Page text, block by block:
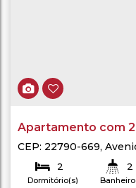
Apartamento com
dos Bandeirantes -
CEP: 22790-669,
,
Brasil
2
Dormitório(s)
2